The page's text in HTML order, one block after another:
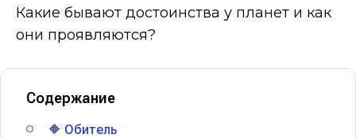
Какие бывают достоинства у планет и как
они проявляются?
Содержание
🔶 Обитель